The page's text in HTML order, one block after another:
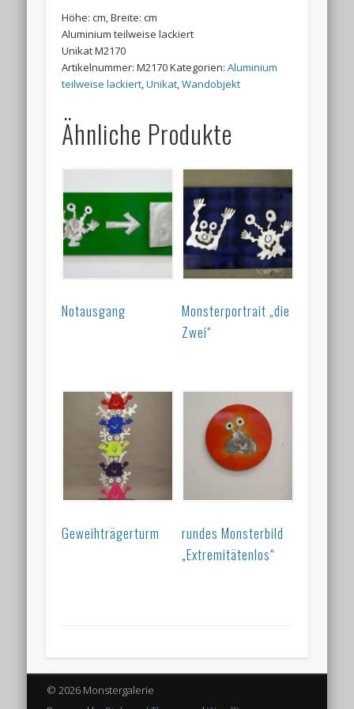
Höhe: cm, Breite: cm
Aluminium teilweise lackiert
Unikat M2170
Artikelnummer:M2170Kategorien:Aluminium
teilweise lackiert,Unikat,Wandobjekt
Ähnliche Produkte
Notausgang
Monsterportrait „die
Zwei“
Geweihträgerturm
rundes Monsterbild
„Extremitätenlos“
© 2026 Monstergalerie